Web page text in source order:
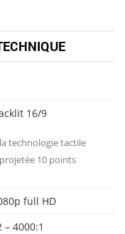
16/9
technologie tactile
10 points
full HD
4000:1